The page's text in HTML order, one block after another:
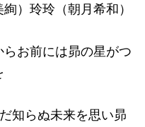
）玲玲（朝月希和）
お前には昴の星がつ
知らぬ未来を思い昴